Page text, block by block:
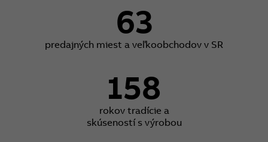
63
predajných miest a veľkoobchodov v SR
158
rokov tradície a
skúseností s výrobou